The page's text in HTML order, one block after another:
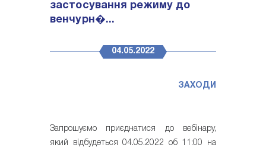
застосування режиму до
венчурн�...
04.05.2022
ЗАХОДИ
Запрошуємо приєднатися до вебінару,
який відбудеться 04.05.2022 об 11:00 на